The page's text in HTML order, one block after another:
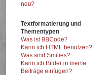
neu?
Textformatierung und
Thementypen
Was ist BBCode?
Kann ich HTML benutzen?
Was sind Smilies?
Kann ich Bilder in meine
Beiträge einfügen?